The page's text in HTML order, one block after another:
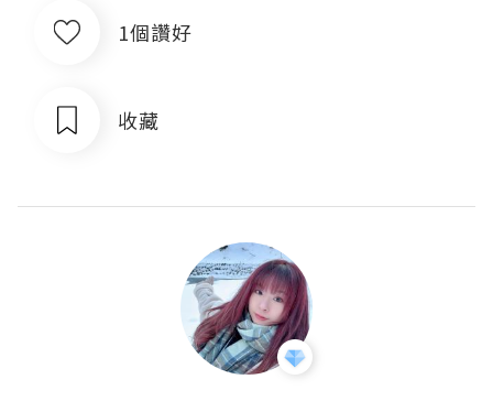
1個讚好
收藏